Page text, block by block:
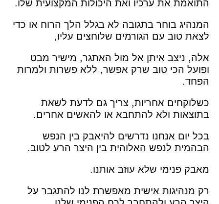
התואמת את ערכיו ואת היכולות המקצועית שלו.
המנהיג בוחר בתגובה לא בגלל הלך הרוח או כדי
לצאת טוב עם הגורמים שלוחצים עליו,
אלה, ניצב איתן אל מול האתגר, מישיר מבט
ופועל הכי טוב שרק אפשר, ללא פשרות ולמרות
הפחד.
כשלוקחים אחריות, צריך גם לדעת לשאת
בתוצאות ולא להתחבא או להאשים אחרים.
בכל יום אנחנו נדרשים להיאבק בין הנפש
הבהמית לנפש האלוהית בין היצר הרע לטוב.
מאבק פנימי שלא עוזב אותנו.
רק מנהיגות אישית מאפשרת לנו להתגבר על